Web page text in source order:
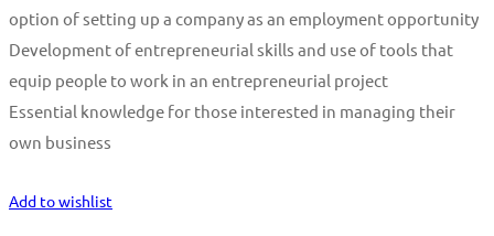
option of setting up a company as an employment opportunity
Development of entrepreneurial skills and use of tools that
equip people to work in an entrepreneurial project
Essential knowledge for those interested in managing their
own business
Add to wishlist